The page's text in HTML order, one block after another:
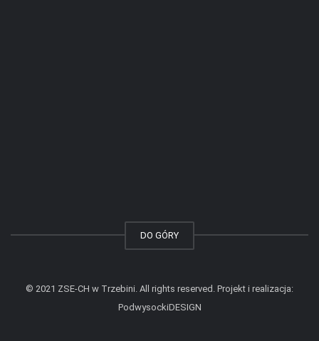
DO GÓRY
© 2021 ZSE-CH w Trzebini. All rights reserved. Projekt i realizacja:
PodwysockiDESIGN